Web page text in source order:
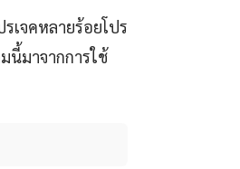
จคหลายร้อยโปร
นี้มาจากการใช้